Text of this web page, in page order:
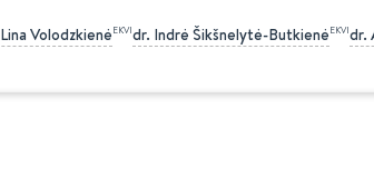
Lina VolodzkienėEKVIdr. Indrė Šikšnelytė-ButkienėEKVIdr.